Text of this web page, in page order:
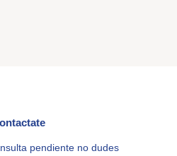
pendiente no dudes